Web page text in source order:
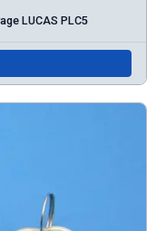
LUCAS PLC5